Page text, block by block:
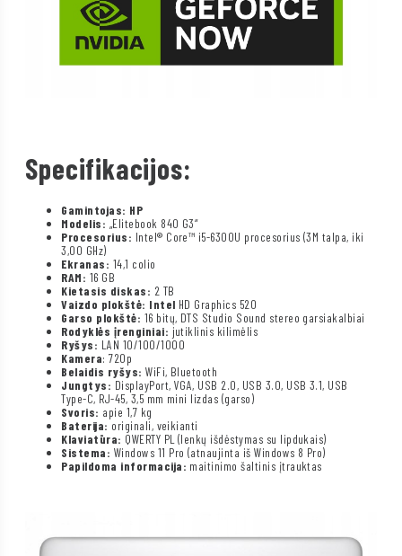
Specifikacijos:
Gamintojas: HP
Modelis: „Elitebook 840 G3“
Procesorius: Intel® Core™ i5-6300U procesorius (3M talpa, iki
3,00 GHz)
Ekranas: 14,1 colio
RAM: 16 GB
Kietasis diskas: 2 TB
Vaizdo plokštė: Intel HD Graphics 520
Garso plokštė: 16 bitų, DTS Studio Sound stereo garsiakalbiai
Rodyklės įrenginiai: jutiklinis kilimėlis
Ryšys: LAN 10/100/1000
Kamera: 720p
Belaidis ryšys: WiFi, Bluetooth
Jungtys: DisplayPort, VGA, USB 2.0, USB 3.0, USB 3.1, USB
Type-C, RJ-45, 3,5 mm mini lizdas (garso)
Svoris: apie 1,7 kg
Baterija: originali, veikianti
Klaviatūra: QWERTY PL (lenkų išdėstymas su lipdukais)
Sistema: Windows 11 Pro (atnaujinta iš Windows 8 Pro)
Papildoma informacija: maitinimo šaltinis įtrauktas